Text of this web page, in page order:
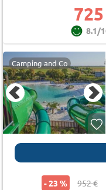
8.1/
Camping and Co
- 23 % 952 €